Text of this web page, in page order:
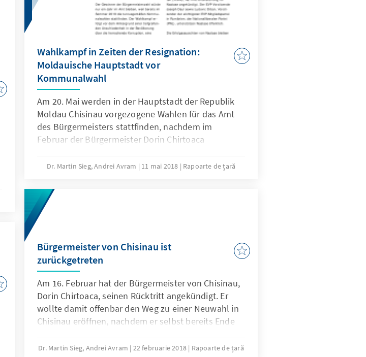
Wahlkampf in Zeiten der Resignation:
Moldauische Hauptstadt vor
Kommunalwahl
Am 20. Mai werden in der Hauptstadt der Republik
Moldau Chisinau vorgezogene Wahlen für das Amt
des Bürgermeisters stattfinden, nachdem im
Februar der Bürgermeister Dorin Chirtoaca
Dr. Martin Sieg, Andrei Avram 11 mai 2018 Rapoarte de țară
Bürgermeister von Chisinau ist
zurückgetreten
Am 16. Februar hat der Bürgermeister von Chisinau,
Dorin Chirtoaca, seinen Rücktritt angekündigt. Er
wollte damit offenbar den Weg zu einer Neuwahl in
Chisinau eröffnen, nachdem er selbst bereits Ende
suspendiert worden war. Chirtoaca sieht seine
Dr. Martin Sieg, Andrei Avram 22 februarie 2018 Rapoarte de țară